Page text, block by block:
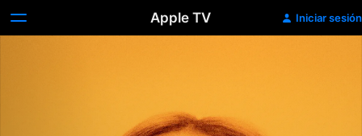
Apple TV Iniciar sesión